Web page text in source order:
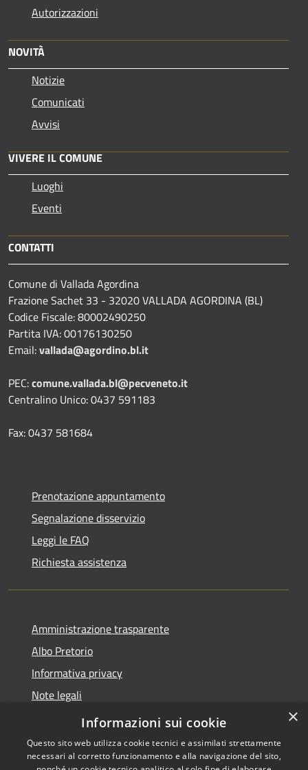
Autorizzazioni
NOVITÀ
Notizie
Comunicati
Avvisi
VIVERE IL COMUNE
Luoghi
Eventi
CONTATTI
Comune di Vallada Agordina
Frazione Sachet 33 - 32020 VALLADA AGORDINA (BL)
Codice Fiscale: 80002490250
Partita IVA: 00176130250
Email:vallada@agordino.bl.it
PEC:comune.vallada.bl@pecveneto.it
Centralino Unico: 0437 591183
Fax: 0437 581684
Prenotazione appuntamento
Segnalazione disservizio
Leggi le FAQ
Richiesta assistenza
Amministrazione trasparente
Albo Pretorio
Informativa privacy
Note legali
Dichiarazione di accessibilità
×
Informazioni sui cookie
Questo sito web utilizza cookie tecnici e assimilati strettamente
necessari al corretto funzionamento e alla navigazione del sito,